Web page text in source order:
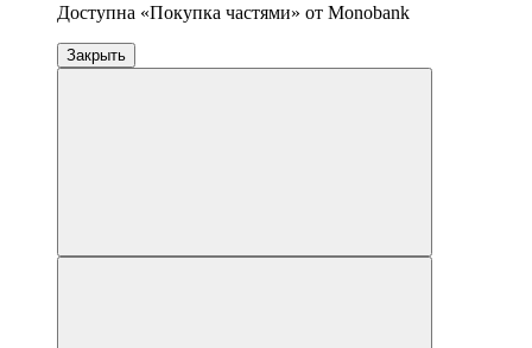
Доступна «Покупка частями» от Monobank
Закрыть